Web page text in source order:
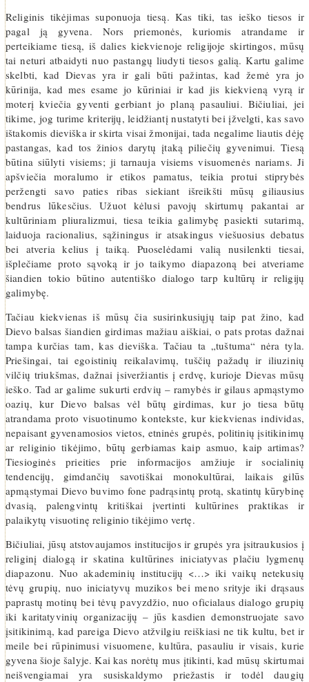
Religinis tikėjimas suponuoja tiesą. Kas tiki, tas ieško tiesos ir
pagal ją gyvena. Nors priemonės, kuriomis atrandame ir
perteikiame tiesą, iš dalies kiekvienoje religijoje skirtingos, mūsų
tai neturi atbaidyti nuo pastangų liudyti tiesos galią. Kartu galime
skelbti, kad Dievas yra ir gali būti pažintas, kad žemė yra jo
kūrinija, kad mes esame jo kūriniai ir kad jis kiekvieną vyrą ir
moterį kviečia gyventi gerbiant jo planą pasauliui. Bičiuliai, jei
tikime, jog turime kriterijų, leidžiantį nustatyti bei įžvelgti, kas savo
ištakomis dieviška ir skirta visai žmonijai, tada negalime liautis dėję
pastangas, kad tos žinios darytų įtaką piliečių gyvenimui. Tiesą
būtina siūlyti visiems; ji tarnauja visiems visuomenės nariams. Ji
apšviečia moralumo ir etikos pamatus, teikia protui stiprybės
peržengti savo paties ribas siekiant išreikšti mūsų giliausius
bendrus lūkesčius. Užuot kėlusi pavojų skirtumų pakantai ar
kultūriniam pliuralizmui, tiesa teikia galimybę pasiekti sutarimą,
laiduoja racio­nalius, sąžiningus ir atsakingus viešuosius debatus
bei atveria kelius į taiką. Puoselėdami valią nusilenkti tiesai,
išplečiame proto sąvoką ir jo taikymo diapazoną bei atveriame
šiandien tokio būtino autentiško dialogo tarp kultūrų ir religijų
galimybę.
Tačiau kiekvienas iš mūsų čia susirinkusiųjų taip pat žino, kad
Dievo balsas šiandien girdimas mažiau aiškiai, o pats protas dažnai
tampa kurčias tam, kas dieviška. Tačiau ta „tuštuma“ nėra tyla.
Priešingai, tai egoistinių reikalavimų, tuščių pažadų ir iliuzinių
vilčių triukšmas, dažnai įsiveržiantis į erdvę, kurioje Dievas mūsų
ieško. Tad ar galime sukurti erdvių – ramybės ir gilaus apmąstymo
oazių, kur Dievo balsas vėl būtų girdimas, kur jo tiesa būtų
atrandama proto visuotinumo kontekste, kur kiekvienas individas,
nepaisant gyvenamosios vietos, etninės grupės, politinių įsitikinimų
ar religinio tikėjimo, būtų gerbiamas kaip asmuo, kaip artimas?
Tiesioginės prieities prie informacijos amžiuje ir socialinių
tendencijų, gimdančių savotiškai monokultūrai, laikais gilūs
apmąstymai Dievo buvimo fone padrąsintų protą, skatintų kūrybinę
dvasią, palengvintų kritiškai įvertinti kultūrines praktikas ir
palaikytų visuotinę religinio tikėjimo vertę.
Bičiuliai, jūsų atstovaujamos institucijos ir grupės yra įsitraukusios į
religinį dialogą ir skatina kultūrines iniciatyvas plačiu lygmenų
diapazonu. Nuo akademinių institucijų <…> iki vaikų netekusių
tėvų grupių, nuo iniciatyvų muzikos bei meno srityje iki drąsaus
paprastų motinų bei tėvų pavyzdžio, nuo oficialaus dialogo grupių
iki karitatyvinių organizacijų – jūs kasdien demonstruojate savo
įsitikinimą, kad pareiga Dievo atžvilgiu reiškiasi ne tik kultu, bet ir
meile bei rūpinimusi visuomene, kultūra, pasauliu ir visais, kurie
gyvena šioje šalyje. Kai kas norėtų mus įtikinti, kad mūsų skirtumai
neišvengiamai yra susiskaldymo priežastis ir todėl daugių